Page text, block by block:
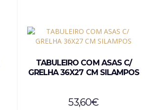
TABULEIRO COM ASAS C/
GRELHA 36X27 CM SILAMPOS
53,60€